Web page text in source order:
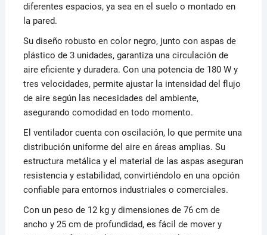
diferentes espacios, ya sea en el suelo o montado en
la pared.
Su diseño robusto en color negro, junto con aspas de
plástico de 3 unidades, garantiza una circulación de
aire eficiente y duradera. Con una potencia de 180 W y
tres velocidades, permite ajustar la intensidad del flujo
de aire según las necesidades del ambiente,
asegurando comodidad en todo momento.
El ventilador cuenta con oscilación, lo que permite una
distribución uniforme del aire en áreas amplias. Su
estructura metálica y el material de las aspas aseguran
resistencia y estabilidad, convirtiéndolo en una opción
confiable para entornos industriales o comerciales.
Con un peso de 12 kg y dimensiones de 76 cm de
ancho y 25 cm de profundidad, es fácil de mover y